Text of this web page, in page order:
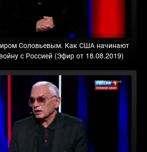
Соловьевым. Как США начинают
с Россией (Эфир от 18.08.2019)